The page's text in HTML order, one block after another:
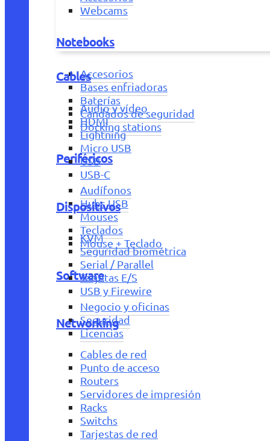
Webcams
Notebooks
Accesorios
Bases enfriadoras
Baterías
Candados de seguridad
Docking stations
Periféricos
Audífonos
Hubs USB
Mouses
Teclados
Mouse + Teclado
Software
Negocio y oficinas
Seguridad
Licencias
Cables
Audio y vídeo
HDMI
Lightning
Micro USB
USB
USB-C
Dispositivos
KVM
Seguridad biométrica
Serial / Parallel
Tarjetas E/S
USB y Firewire
Networking
Cables de red
Punto de acceso
Routers
Servidores de impresión
Racks
Switchs
Tarjestas de red